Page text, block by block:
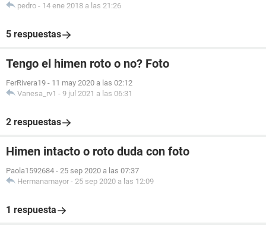
pedro - 14 ene 2018 a las 21:26
5 respuestas
Tengo el himen roto o no? Foto
FerRivera19 - 11 may 2020 a las 02:12
Vanesa_rv1 - 9 jul 2021 a las 06:31
2 respuestas
Himen intacto o roto duda con foto
Paola1592684 - 25 sep 2020 a las 07:37
Hermanamayor - 25 sep 2020 a las 12:09
1 respuesta